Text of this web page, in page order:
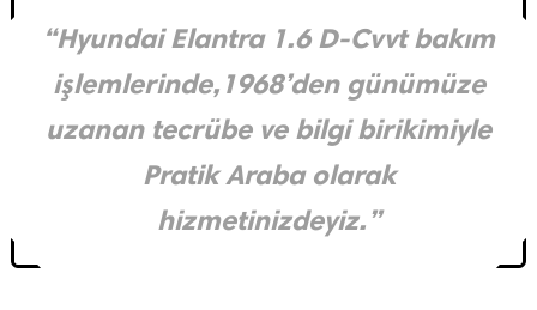
“Hyundai Elantra 1.6 D-Cvvt bakım
işlemlerinde,1968’den günümüze
uzanan tecrübe ve bilgi birikimiyle
Pratik Araba olarak
hizmetinizdeyiz.”